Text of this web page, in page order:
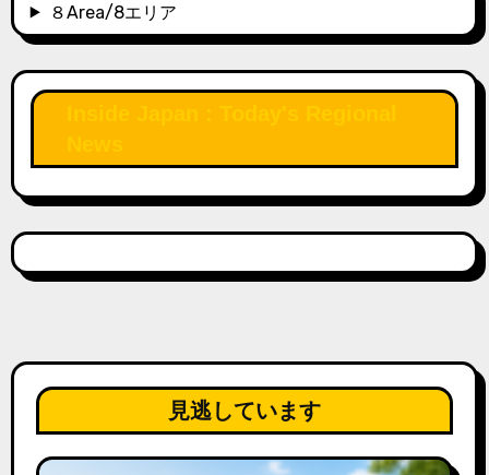
８Area/8エリア
見逃しています